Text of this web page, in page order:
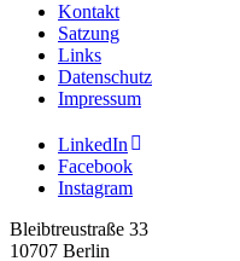
Kontakt
Satzung
Links
Datenschutz
Impressum
LinkedIn
Facebook
Instagram
Bleibtreustraße 33
10707 Berlin